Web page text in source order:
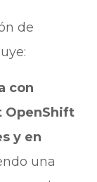
de
con
OpenShift
y en
una